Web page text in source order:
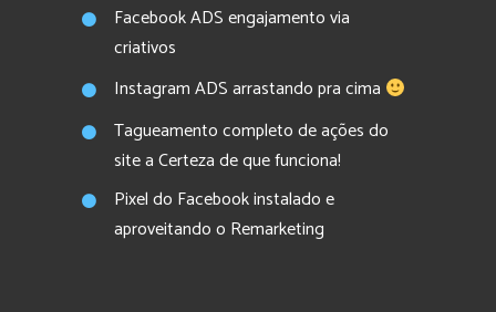
Facebook ADS engajamento via
criativos
Instagram ADS arrastando pra cima
Tagueamento completo de ações do
site a Certeza de que funciona!
Pixel do Facebook instalado e
aproveitando o Remarketing